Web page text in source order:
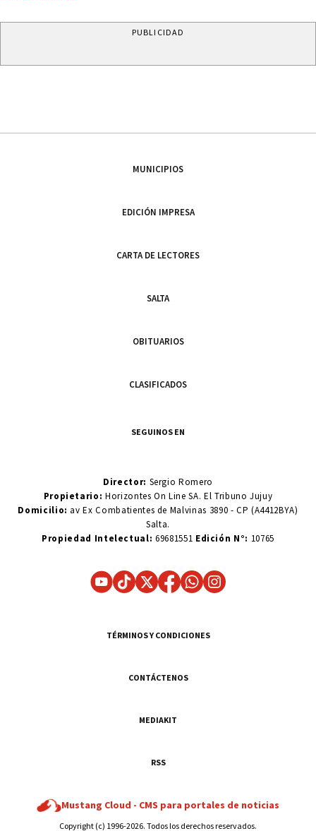
PUBLICIDAD
MUNICIPIOS
EDICIÓN IMPRESA
CARTA DE LECTORES
SALTA
OBITUARIOS
CLASIFICADOS
SEGUINOS EN
Director: Sergio Romero
Propietario:Horizontes On Line SA. El Tribuno Jujuy
Domicilio: av Ex Combatientes de Malvinas 3890 - CP (A4412BYA)
Salta.
Propiedad Intelectual: 69681551 Edición N°: 10765
TÉRMINOS Y CONDICIONES
CONTÁCTENOS
MEDIAKIT
RSS
Mustang Cloud - CMS para portales de noticias
Copyright (c) 1996-2026. Todos los derechos reservados.